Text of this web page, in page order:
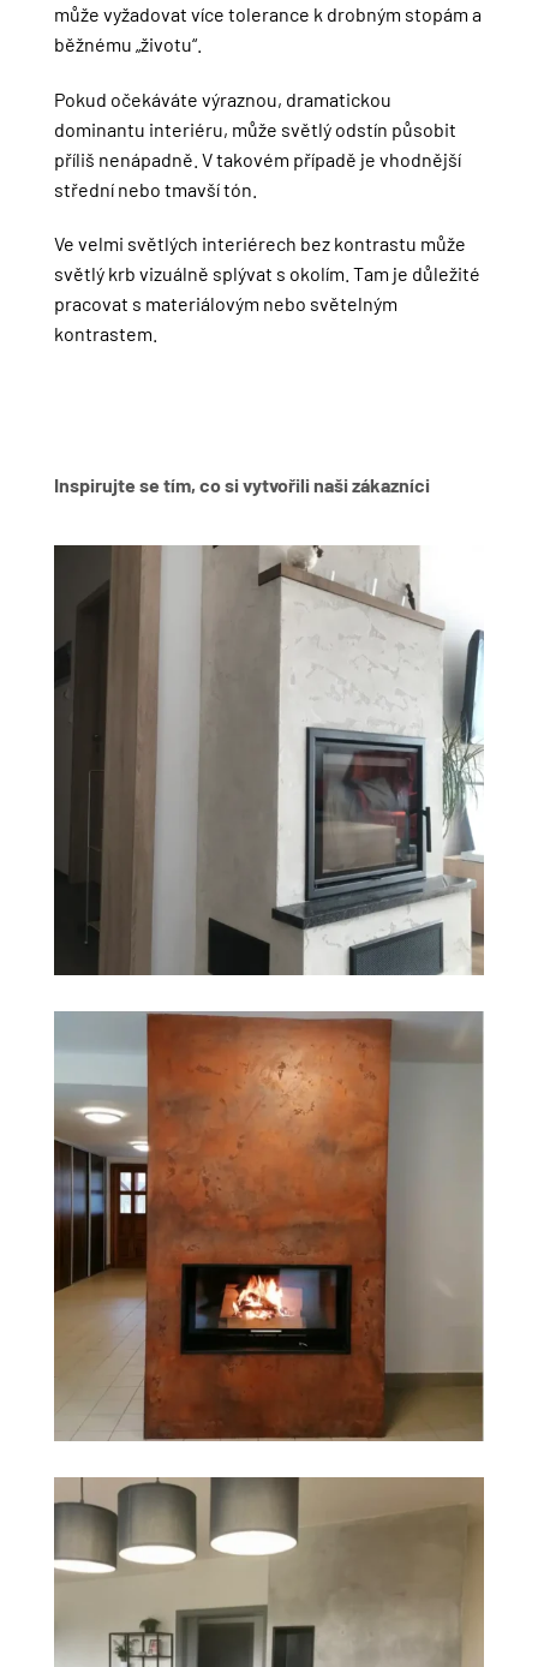
může vyžadovat více tolerance k drobným stopám a
běžnému „životu“.
Pokud očekáváte výraznou, dramatickou
dominantu interiéru, může světlý odstín působit
příliš nenápadně. V takovém případě je vhodnější
střední nebo tmavší tón.
Ve velmi světlých interiérech bez kontrastu může
světlý krb vizuálně splývat s okolím. Tam je důležité
pracovat s materiálovým nebo světelným
kontrastem.
Inspirujte se tím, co si vytvořili naši zákazníci